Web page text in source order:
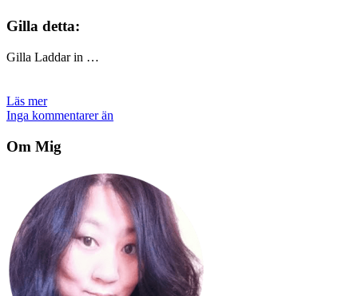
Gilla detta:
Gilla Laddar in …
Läs mer
Inga kommentarer än
Om Mig